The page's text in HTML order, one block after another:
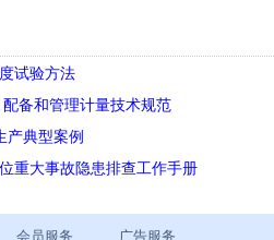
试验方法
备和管理计量技术规范
产典型案例
重大事故隐患排查工作手册
会员服务 广告服务